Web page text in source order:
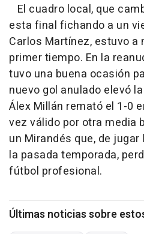
El cuadro local, que
esta final fichando a un
Carlos Martínez, estuvo a
primer tiempo. En la
tuvo una buena ocasión
nuevo gol anulado elevó
Álex Millán remató el 1-0
vez válido por otra media
un Mirandés que, de
la pasada temporada,
fútbol profesional.
Últimas noticias sobre